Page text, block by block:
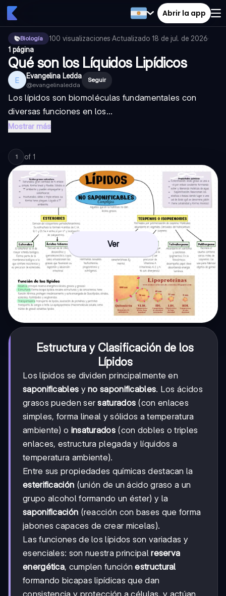
Abrir la app
Biología 100 visualizaciones·Actualizado 18 de jul. de 2026·
1 página
Qué son los Líquidos Lipídicos
E Evangelina Ledda
@evangelinaledda
Seguir
Los lípidos son biomoléculas fundamentales con
diversas funciones en los...
Mostrar más
1 of 1
Ver
Estructura y Clasificación de los
Lípidos
Los lípidos se dividen principalmente en
saponificables yno saponificables. Los ácidos
grasos pueden sersaturados (con enlaces
simples, forma lineal y sólidos a temperatura
ambiente) o insaturados(con dobles o triples
enlaces, estructura plegada y líquidos a
temperatura ambiente).
Entre sus propiedades químicas destacan la
esterificación (unión de un ácido graso a un
grupo alcohol formando un éster) y la
saponificación (reacción con bases que forma
jabones capaces de crear micelas).
Las funciones de los lípidos son variadas y
esenciales: son nuestra principalreserva
energética, cumplen funciónestructural
formando bicapas lipídicas que dan